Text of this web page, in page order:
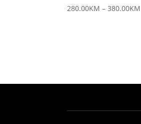
280.00KM –380.00KM